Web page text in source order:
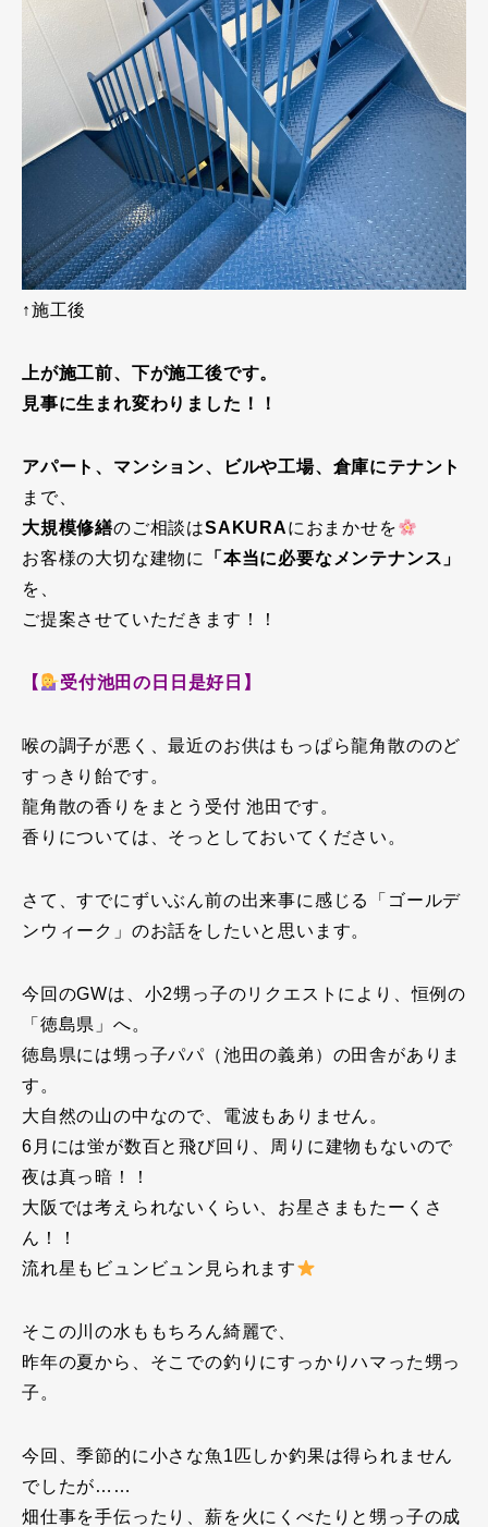
↑施工後
上が施工前、下が施工後です。
見事に生まれ変わりました！！
アパート、マンション、ビルや工場、倉庫にテナント
まで、
大規模修繕のご相談はSAKURAにおまかせを
お客様の大切な建物に
「本当に必要なメンテナンス」
を、
ご提案させていただきます！！
【 受付池田の日日是好日】
喉の調子が悪く、最近のお供はもっぱら龍角散ののど
すっきり飴です。
龍角散の香りをまとう受付 池田です。
香りについては、そっとしておいてください。
さて、すでにずいぶん前の出来事に感じる「ゴールデ
ンウィーク」のお話をしたいと思います。
今回のGWは、小2甥っ子のリクエストにより、恒例の
「徳島県」へ。
徳島県には甥っ子パパ（池田の義弟）の田舎がありま
す。
大自然の山の中なので、電波もありません。
6月には蛍が数百と飛び回り、周りに建物もないので
夜は真っ暗！！
大阪では考えられないくらい、お星さまもたーくさ
ん！！
流れ星もビュンビュン見られます
そこの川の水ももちろん綺麗で、
昨年の夏から、そこでの釣りにすっかりハマった甥っ
子。
今回、季節的に小さな魚1匹しか釣果は得られません
でしたが……
畑仕事を手伝ったり、薪を火にくべたりと甥っ子の成